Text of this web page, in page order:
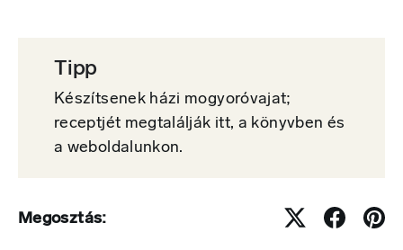
Tipp
Készítsenek házi mogyoróvajat;
receptjét megtalálják itt, a könyvben és
a weboldalunkon.
Megosztás: